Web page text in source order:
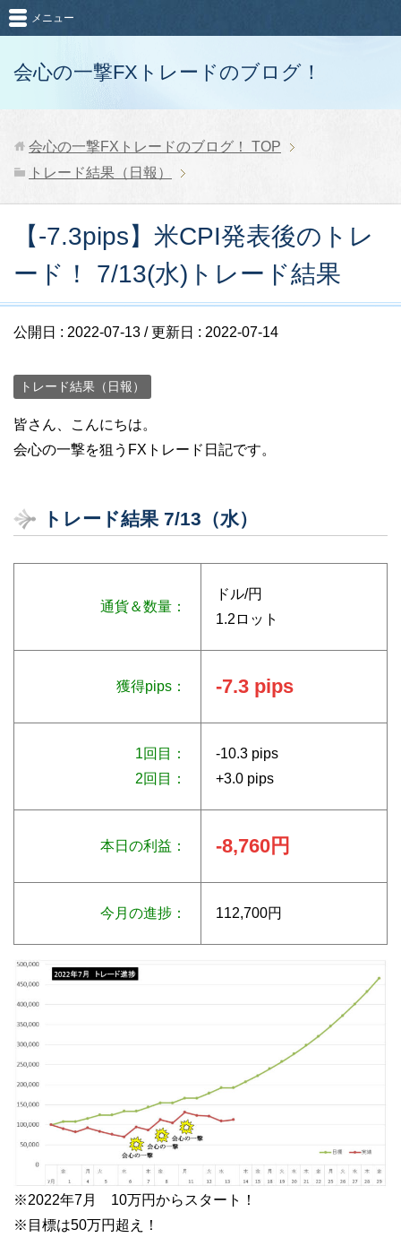
会心の一撃FXトレードのブログ！
メニュー
会心の一撃FXトレードのブログ！
TOP
トレード結果（日報）
【-7.3pips】米CPI発表後のトレ
ード！ 7/13(水)トレード結果
公開日 : 2022-07-13 / 更新日 : 2022-07-14
トレード結果（日報）
皆さん、こんにちは。
会心の一撃を狙うFXトレード日記です。
トレード結果 7/13（水）
通貨＆数量：
ドル/円
1.2ロット
獲得pips： -7.3 pips
1回目：
2回目：
-10.3 pips
+3.0 pips
本日の利益： -8,760円
今月の進捗： 112,700円
※2022年7月 10万円からスタート！
※目標は50万円超え！